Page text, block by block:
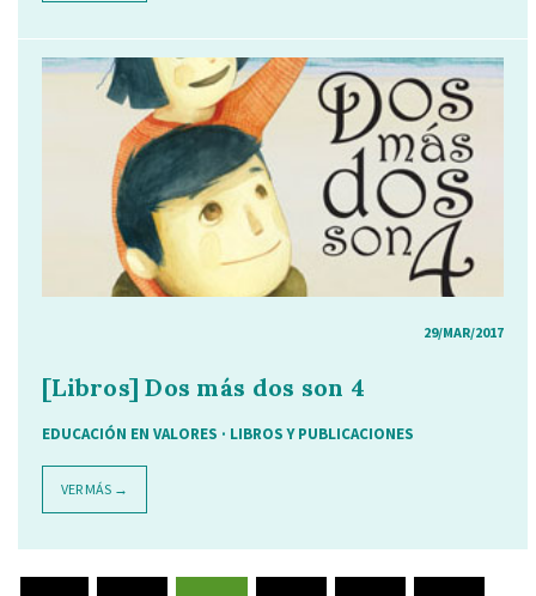
29/MAR/2017
[Libros] Dos más dos son 4
EDUCACIÓN EN VALORES · LIBROS Y PUBLICACIONES
VER MÁS →